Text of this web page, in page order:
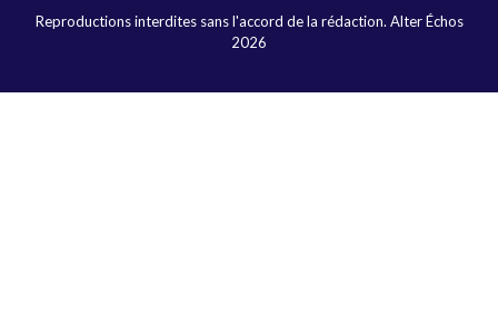
Reproductions interdites sans l'accord de la rédaction. Alter Échos
2026